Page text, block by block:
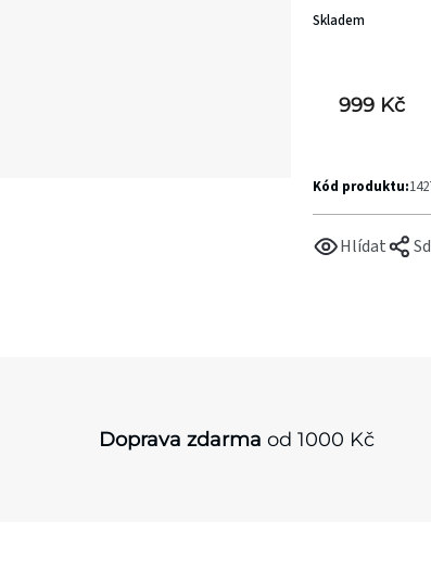
Hlídat
999 Kč
Skladem
Kód produktu:
Doprava zdarma od 1000 Kč